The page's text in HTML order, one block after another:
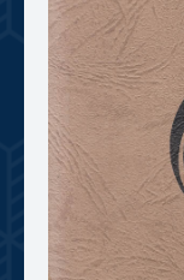
VR 역사관